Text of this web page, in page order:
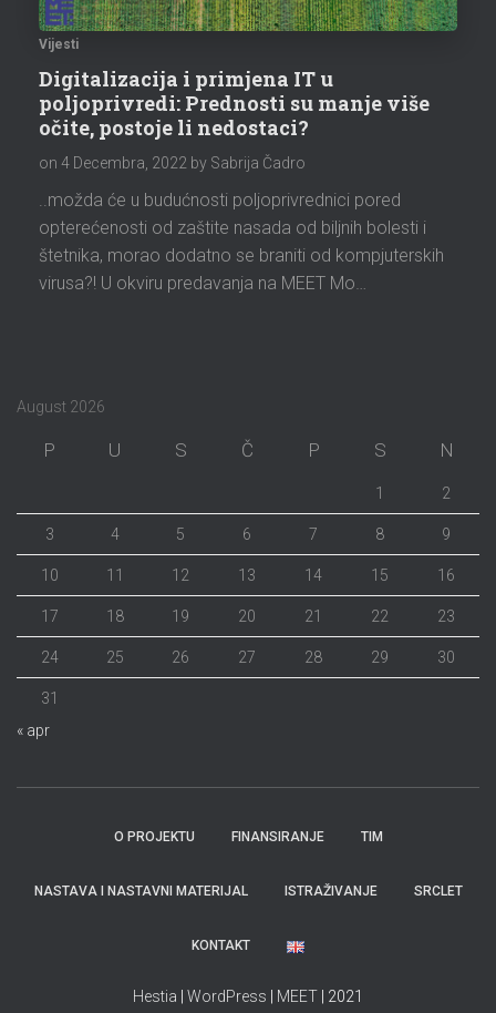
Vijesti
Digitalizacija i primjena IT u
poljoprivredi: Prednosti su manje više
očite, postoje li nedostaci?
on 4 Decembra, 2022 by Sabrija Čadro
..možda će u budućnosti poljoprivrednici pored
opterećenosti od zaštite nasada od biljnih bolesti i
štetnika, morao dodatno se braniti od kompjuterskih
virusa?! U okviru predavanja na MEET Mo…
August 2026
P U S Č P S N
1 2
3 4 5 6 7 8 9
10 11 12 13 14 15 16
17 18 19 20 21 22 23
24 25 26 27 28 29 30
31
« apr
O PROJEKTU FINANSIRANJE TIM
NASTAVA I NASTAVNI MATERIJAL ISTRAŽIVANJE SRCLET
KONTAKT
Hestia WordPress MEET | 2021